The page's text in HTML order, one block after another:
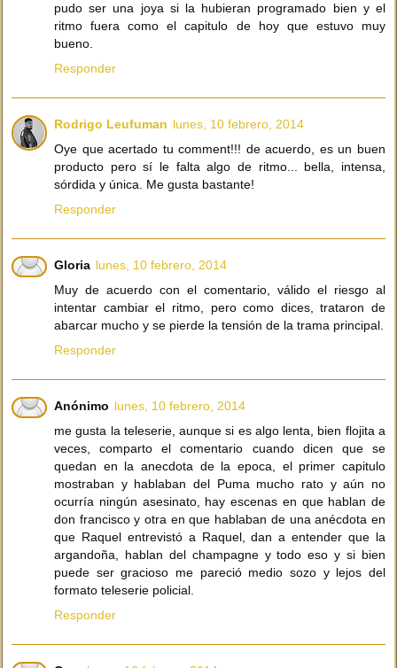
pudo ser una joya si la hubieran programado bien y el
ritmo fuera como el capitulo de hoy que estuvo muy
bueno.
Responder
Rodrigo Leufuman lunes, 10 febrero, 2014
Oye que acertado tu comment!!! de acuerdo, es un buen
producto pero sí le falta algo de ritmo... bella, intensa,
sórdida y única. Me gusta bastante!
Responder
Gloria lunes, 10 febrero, 2014
Muy de acuerdo con el comentario, válido el riesgo al
intentar cambiar el ritmo, pero como dices, trataron de
abarcar mucho y se pierde la tensión de la trama principal.
Responder
Anónimo lunes, 10 febrero, 2014
me gusta la teleserie, aunque si es algo lenta, bien flojita a
veces, comparto el comentario cuando dicen que se
quedan en la anecdota de la epoca, el primer capitulo
mostraban y hablaban del Puma mucho rato y aún no
ocurría ningún asesinato, hay escenas en que hablan de
don francisco y otra en que hablaban de una anécdota en
que Raquel entrevistó a Raquel, dan a entender que la
argandoña, hablan del champagne y todo eso y si bien
puede ser gracioso me pareció medio sozo y lejos del
formato teleserie policial.
Responder